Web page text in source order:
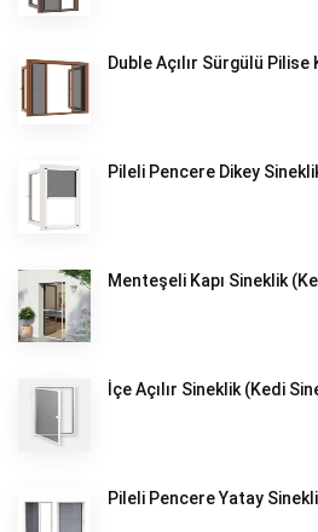
Duble Açılır Sürgülü Pilise
Pileli Pencere Dikey
Menteşeli Kapı Sineklik
İçe Açılır Sineklik (Kedi
Pileli Pencere Yatay